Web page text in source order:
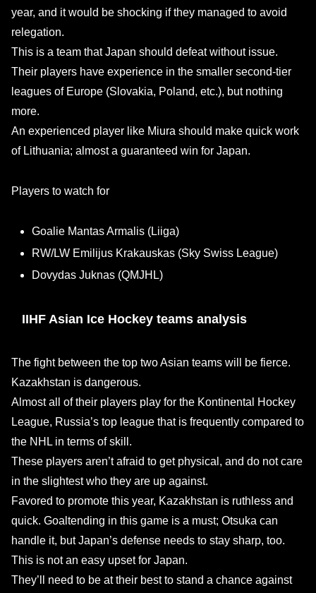
year, and it would be shocking if they managed to avoid
relegation.
This is a team that Japan should defeat without issue.
Their players have experience in the smaller second-tier
leagues of Europe (Slovakia, Poland, etc.), but nothing
more.
An experienced player like Miura should make quick work
of Lithuania; almost a guaranteed win for Japan.
Players to watch for
Goalie Mantas Armalis (Liiga)
RW/LW Emilijus Krakauskas (Sky Swiss League)
Dovydas Juknas (QMJHL)
IIHF Asian Ice Hockey teams analysis
The fight between the top two Asian teams will be fierce.
Kazakhstan is dangerous.
Almost all of their players play for the Kontinental Hockey
League, Russia’s top league that is frequently compared to
the NHL in terms of skill.
These players aren’t afraid to get physical, and do not care
in the slightest who they are up against.
Favored to promote this year, Kazakhstan is ruthless and
quick. Goaltending in this game is a must; Otsuka can
handle it, but Japan’s defense needs to stay sharp, too.
This is not an easy upset for Japan.
They’ll need to be at their best to stand a chance against